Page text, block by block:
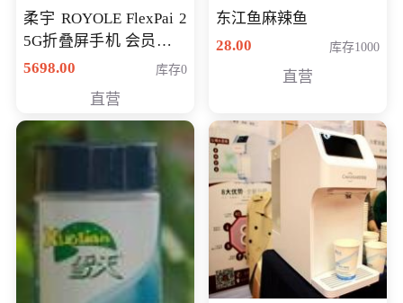
柔宇 ROYOLE FlexPai 2
5G折叠屏手机 会员专享
购买价格 4998元
5698.00 库存0
直营
东江鱼麻辣鱼
28.00
库存1000
直营